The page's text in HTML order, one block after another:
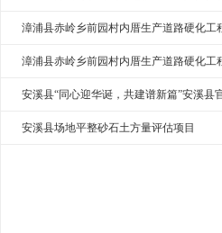
漳浦县赤岭乡前园村内厝生产道路硬化工
漳浦县赤岭乡前园村内厝生产道路硬化工
安溪县“同心迎华诞，共建谱新篇”安溪县
安溪县场地平整砂石土方量评估项目